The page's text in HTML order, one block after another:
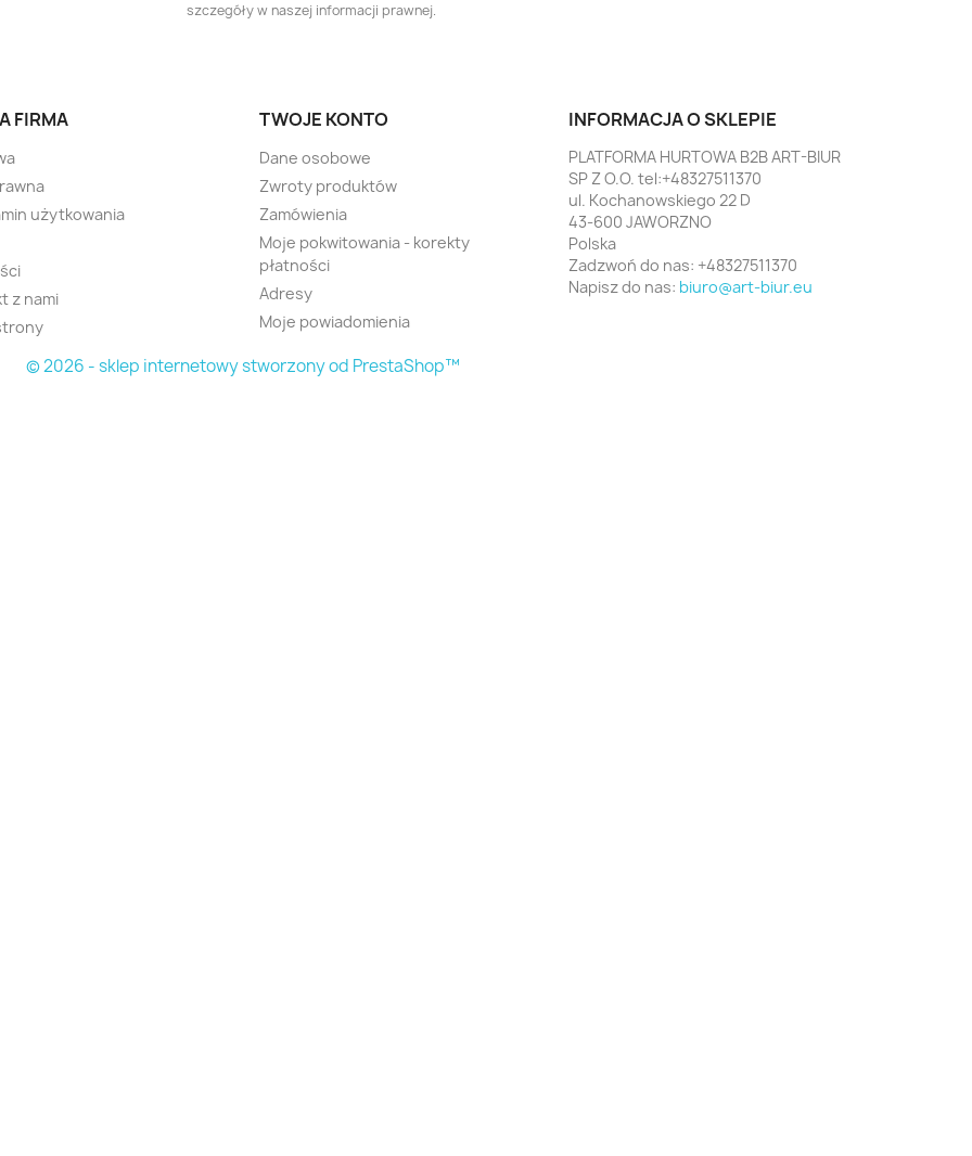
szczegóły w naszej informacji prawnej.
FIRMA
użytkowania
z nami
TWOJE KONTO
Dane osobowe
Zwroty produktów
Zamówienia
Moje pokwitowania - korekty
płatności
Adresy
Moje powiadomienia
INFORMACJA O SKLEPIE
PLATFORMA HURTOWA B2B ART-BIUR
SP Z O.O. tel:+48327511370
ul. Kochanowskiego 22 D
43-600 JAWORZNO
Polska
Zadzwoń do nas: +48327511370
Napisz do nas: biuro@art-biur.eu
© 2026 - sklep internetowy stworzony od PrestaShop™